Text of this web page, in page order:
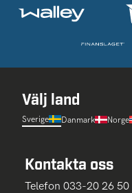
Välj land
Sverige Danmark Norge
Kontakta oss
Telefon 033-20 26 50